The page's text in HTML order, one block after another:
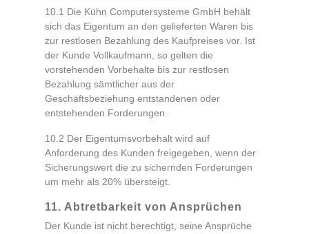
10.1 Die Kühn Computersysteme GmbH behält
sich das Eigentum an den gelieferten Waren bis
zur restlosen Bezahlung des Kaufpreises vor. Ist
der Kunde Vollkaufmann, so gelten die
vorstehenden Vorbehalte bis zur restlosen
Bezahlung sämtlicher aus der
Geschäftsbeziehung entstandenen oder
entstehenden Forderungen.
10.2 Der Eigentumsvorbehalt wird auf
Anforderung des Kunden freigegeben, wenn der
Sicherungswert die zu sichernden Forderungen
um mehr als 20% übersteigt.
11. Abtretbarkeit von Ansprüchen
Der Kunde ist nicht berechtigt, seine Ansprüche